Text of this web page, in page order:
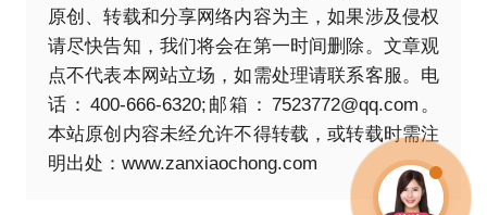
原创、转载和分享网络内容为主，如果涉及侵权
请尽快告知，我们将会在第一时间删除。文章观
点不代表本网站立场，如需处理请联系客服。电
话：400-666-6320;邮箱：7523772@qq.com。
本站原创内容未经允许不得转载，或转载时需注
明出处： www.zanxiaochong.com